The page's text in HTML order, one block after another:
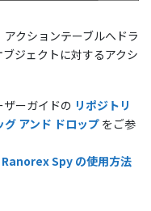
クションテーブルへドラ
ジェクトに対するアクシ
ーガイドの リポジトリ
アンド ドロップ をご参
Ranorex Spy の使用方法